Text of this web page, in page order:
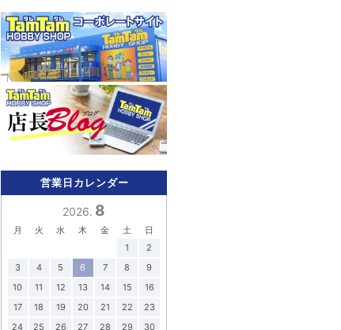
営業日カレンダー
2026. 8
月 火 水 木 金 土
日
1
2
3
4 5 6 7 8
9
10
11 12 13 14 15
16
17
18 19 20 21 22
23
24
25 26 27 28 29
30